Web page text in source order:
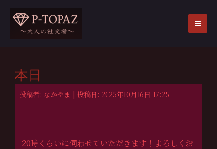
本日
投稿者: なかやま | 投稿日: 2025年10月16日 17:25
20時くらいに伺わせていただきます！よろしくお